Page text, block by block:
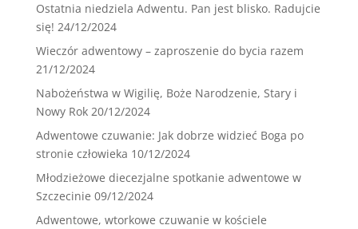
Ostatnia niedziela Adwentu. Pan jest blisko. Radujcie
się! 24/12/2024
Wieczór adwentowy – zaproszenie do bycia razem
21/12/2024
Nabożeństwa w Wigilię, Boże Narodzenie, Stary i
Nowy Rok 20/12/2024
Adwentowe czuwanie: Jak dobrze widzieć Boga po
stronie człowieka 10/12/2024
Młodzieżowe diecezjalne spotkanie adwentowe w
Szczecinie 09/12/2024
Adwentowe, wtorkowe czuwanie w kościele